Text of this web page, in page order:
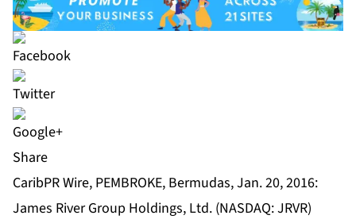
Share
CaribPR Wire, PEMBROKE, Bermudas, Jan. 20, 2016:
James River Group Holdings, Ltd. (NASDAQ: JRVR)